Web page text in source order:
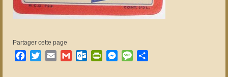
Partager cette page
Facebook
TwitterEmail GmailOutlook.com
PrintFriendly
Messenger
Message